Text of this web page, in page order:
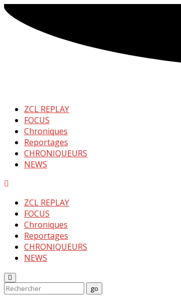
ZCL REPLAY
FOCUS
Chroniques
Reportages
CHRONIQUEURS
NEWS
ZCL REPLAY
FOCUS
Chroniques
Reportages
CHRONIQUEURS
NEWS
Enter
Keyword
Search
go
Search